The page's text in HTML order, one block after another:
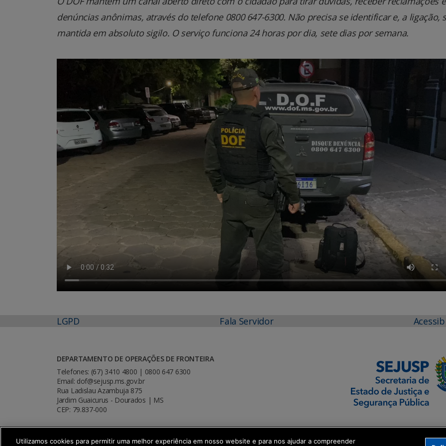
denúncias anônimas, através do telefone 0800 647-6300. Não precisa se identificar e, a ligação,
mantida em absoluto sigilo. O serviço funciona 24 horas por dia, sete dias por semana.
LGPD Fala Servidor
DEPARTAMENTO DE OPERAÇÕES DE FRONTEIRA
Telefones: (67) 3410 4800 | 0800 647 6300
Email: dof@sejusp.ms.gov.br
Rua Ladislau Azambuja 875
Jardim Guaicurus - Dourados | MS
CEP: 79.837-000
Utilizamos cookies para permitir uma melhor experiência em nosso website e para nos ajudar a compreender